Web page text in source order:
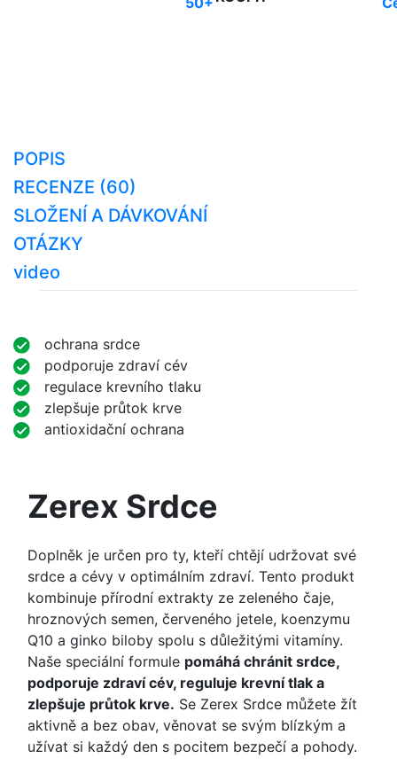
POPIS
RECENZE (60)
SLOŽENÍ A DÁVKOVÁNÍ
OTÁZKY
video
ochrana srdce
podporuje zdraví cév
regulace krevního tlaku
zlepšuje průtok krve
antioxidační ochrana
Zerex Srdce
Doplněk je určen pro ty, kteří chtějí udržovat své
srdce a cévy v optimálním zdraví. Tento produkt
kombinuje přírodní extrakty ze zeleného čaje,
hroznových semen, červeného jetele, koenzymu
Q10 a ginko biloby spolu s důležitými vitamíny.
Naše speciální formule pomáhá chránit srdce,
podporuje zdraví cév, reguluje krevní tlak a
zlepšuje průtok krve. Se Zerex Srdce můžete žít
aktivně a bez obav, věnovat se svým blízkým a
užívat si každý den s pocitem bezpečí a pohody.